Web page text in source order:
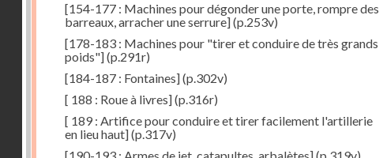
[154-177 : Machines pour dégonder une porte, rompre des
barreaux, arracher une serrure](p.253v)
[178-183 : Machines pour "tirer et conduire de très grands
poids"](p.291r)
[184-187 : Fontaines](p.302v)
[ 188 : Roue à livres](p.316r)
[ 189 : Artifice pour conduire et tirer facilement l'artillerie
en lieu haut](p.317v)